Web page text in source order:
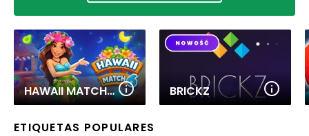
HAWAII MATCH 6 BRICKZ
ETIQUETAS POPULARES